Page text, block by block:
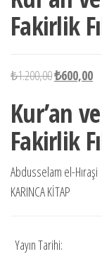
Fakirlik
₺1.200,00Orijinal
₺1.200,00.
₺600,00Şu
Kur’an
Fakirlik
Abdusselam el-Hıraşi
KARINCA KİTAP
Yayın Tarihi: